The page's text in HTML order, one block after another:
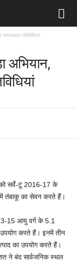
गतिविधियां
अभियान,
सर्वे-टू 2016-17 के
तंबाकू का सेवन करते हैं।
15 आयु वर्ग के 5.1
उपयोग करते हैं। इनमें तीन
का उपयोग करते हैं।
ने बंद सार्वजनिक स्थल